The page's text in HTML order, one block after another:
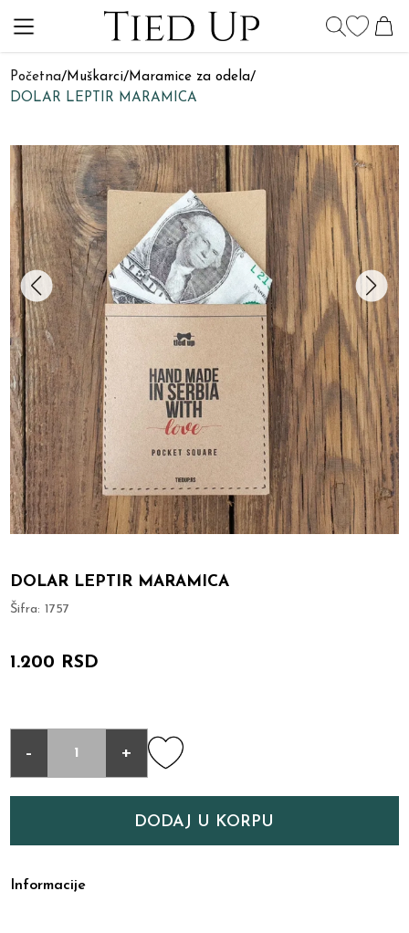
Početna/Muškarci/Maramice za odela/
DOLAR LEPTIR MARAMICA
DOLAR LEPTIR MARAMICA
Šifra:1757
1.200 RSD
- +
DODAJ U KORPU
Informacije